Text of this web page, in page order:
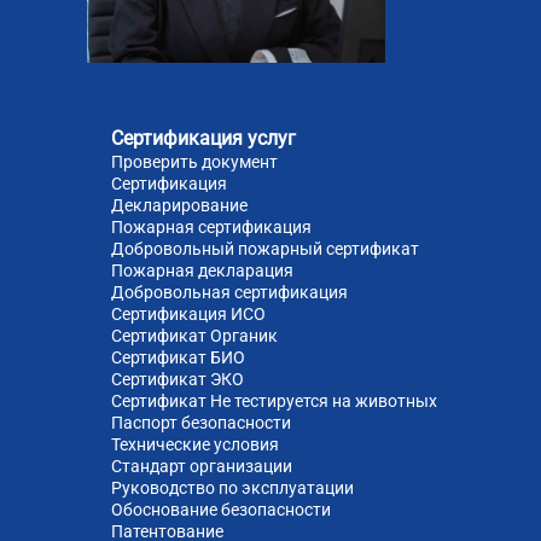
Сертификация услуг
Проверить документ
Сертификация
Декларирование
Пожарная сертификация
Добровольный пожарный сертификат
Пожарная декларация
Добровольная сертификация
Сертификация ИСО
Сертификат Органик
Сертификат БИО
Сертификат ЭКО
Сертификат Не тестируется на животных
Паспорт безопасности
Технические условия
Стандарт организации
Руководство по эксплуатации
Обоснование безопасности
Патентование